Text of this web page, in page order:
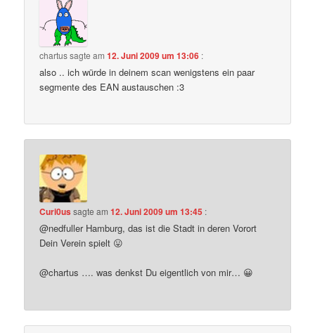
chartussagte am12. Juni 2009 um 13:06 :
also .. ich würde in deinem scan wenigstens ein paar
segmente des EAN austauschen :3
Curi0us sagte am12. Juni 2009 um 13:45 :
@nedfuller Hamburg, das ist die Stadt in deren Vorort
Dein Verein spielt 😛
@chartus …. was denkst Du eigentlich von mir… 😀